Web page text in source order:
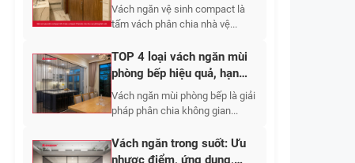
báo giá các loại 2026
Vách ngăn vệ sinh compact là
tấm vách phân chia nhà vệ...
TOP 4 loại vách ngăn mùi
phòng bếp hiệu quả, hạn
chế bám bẩn
Vách ngăn mùi phòng bếp là giải
pháp phân chia không gian...
Vách ngăn trong suốt: Ưu
nhược điểm, ứng dụng,